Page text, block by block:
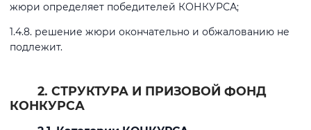
жюри определяет победителей КОНКУРСА;
1.4.8. решение жюри окончательно и обжалованию не
подлежит.
2. СТРУКТУРА И ПРИЗОВОЙ ФОНД
КОНКУРСА